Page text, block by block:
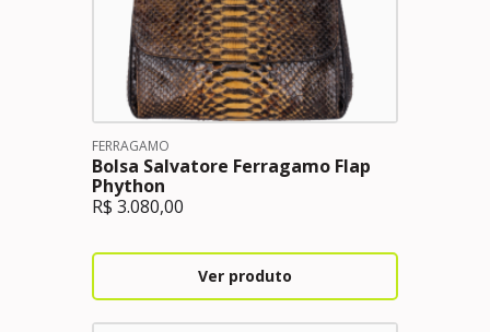
FERRAGAMO
Bolsa Salvatore Ferragamo Flap
Phython
R$ 3.080,00
Ver produto